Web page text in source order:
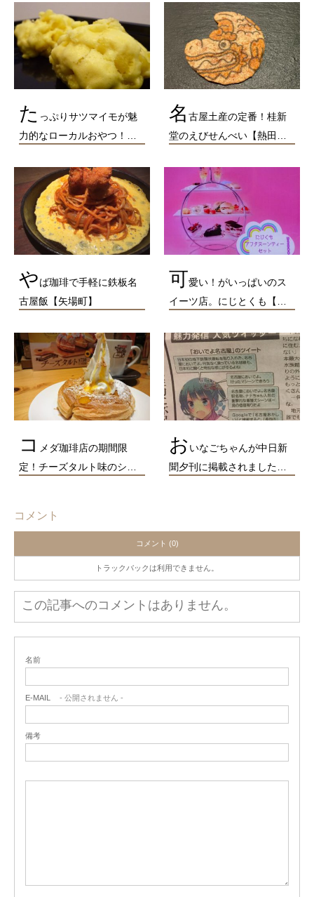
た っぷりサツマイモが魅
力的なローカルおやつ！…
名 古屋土産の定番！桂新
堂のえびせんべい【熱田…
やば珈琲で手軽に鉄板名
古屋飯【矢場町】
可愛い！がいっぱいのス
イーツ店。にじとくも【…
コ
メダ珈琲店の期間限
定！チーズタルト味のシ…
おいなごちゃんが中日新
聞夕刊に掲載されました…
コメント
コメント (0)
トラックバックは利用できません。
この記事へのコメントはありません。
名前
E-MAIL - 公開されません -
備考